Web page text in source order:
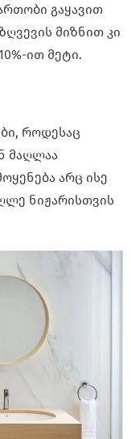
გაყავით
მიზნით კი
ით მეტი.
როდესაც
მაღლაა
არც ისე
ნიჟარისთვის